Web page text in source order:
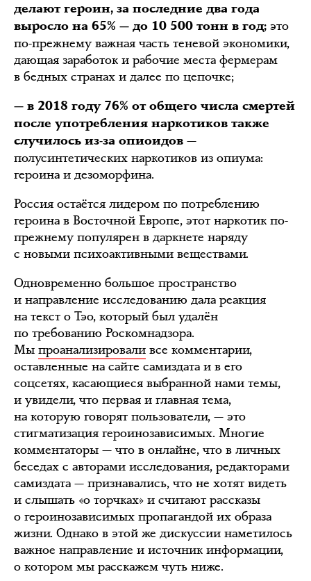
делают героин, за последние два года
выросло на 65% — до 10 500 тонн в год; это
по-прежнему важная часть теневой экономики,
дающая заработок и рабочие места фермерам
в бедных странах и далее по цепочке;
— в 2018 году 76% от общего числа смертей
после употребления наркотиков также
случилось из-за опиоидов —
полусинтетических наркотиков из опиума:
героина и дезоморфина.
Россия остаётся лидером по потреблению
героина в Восточной Европе, этот наркотик по-
прежнему популярен в даркнете наряду
с новыми психоактивными веществами.
Одновременно большое пространство
и направление исследованию дала реакция
на текст о Тэо, который был удалён
по требованию Роскомнадзора.
Мы проанализировали все комментарии,
оставленные на сайте самиздата и в его
соцсетях, касающиеся выбранной нами темы,
и увидели, что первая и главная тема,
на которую говорят пользователи, — это
стигматизация героинозависимых. Многие
комментаторы — что в онлайне, что в личных
беседах с авторами исследования, редакторами
самиздата — признавались, что не хотят видеть
и слышать «о торчках» и считают рассказы
о героинозависимых пропагандой их образа
жизни. Однако в этой же дискуссии наметилось
важное направление и источник информации,
о котором мы расскажем чуть ниже.